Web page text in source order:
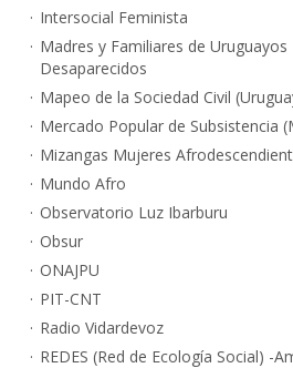
Intersocial Feminista
Madres y Familiares de
Desaparecidos
Mapeo de la Sociedad Civil
Mercado Popular de Subsistencia
Mizangas Mujeres
Mundo Afro
Observatorio Luz Ibarburu
Obsur
ONAJPU
PIT-CNT
Radio Vidardevoz
REDES (Red de Ecología Social) -